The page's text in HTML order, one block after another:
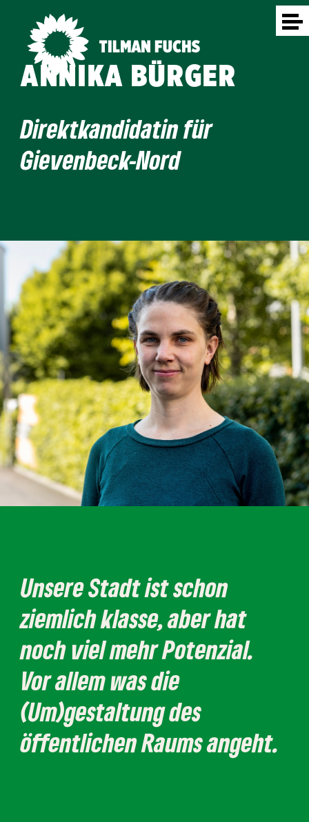
ANNIKA BÜRGER
Direktkandidatin für
Gievenbeck-Nord
Unsere Stadt ist schon
ziemlich klasse, aber hat
noch viel mehr Potenzial.
Vor allem was die
(Um)gestaltung des
öffentlichen Raums angeht.